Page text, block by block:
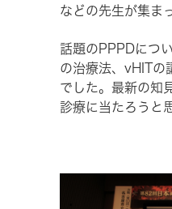
などの先生が集ま
話題のPPPDにつ
の治療法、vHITの
でした。最新の知
診療に当たろうと